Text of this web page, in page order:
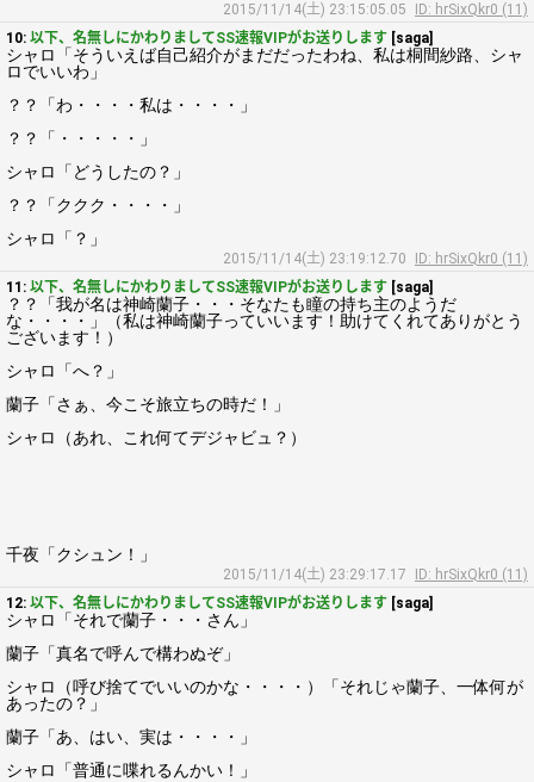
2015/11/14(土) 23:15:05.05
ID: hrSixQkr0 (11)
10: 以下、名無しにかわりましてSS速報VIPがお送りします [saga]
シャロ「そういえば自己紹介がまだだったわね、私は桐間紗路、シャ
ロでいいわ」
？？「わ・・・・私は・・・・」
？？「・・・・・」
シャロ「どうしたの？」
？？「ククク・・・・」
シャロ「？」
2015/11/14(土) 23:19:12.70
ID: hrSixQkr0 (11)
11: 以下、名無しにかわりましてSS速報VIPがお送りします [saga]
？？「我が名は神崎蘭子・・・そなたも瞳の持ち主のようだ
な・・・・」（私は神崎蘭子っていいます！助けてくれてありがとう
ございます！）
シャロ「へ？」
蘭子「さぁ、今こそ旅立ちの時だ！」
シャロ（あれ、これ何てデジャビュ？）
千夜「クシュン！」
2015/11/14(土) 23:29:17.17
ID: hrSixQkr0 (11)
12: 以下、名無しにかわりましてSS速報VIPがお送りします [saga]
シャロ「それで蘭子・・・さん」
蘭子「真名で呼んで構わぬぞ」
シャロ（呼び捨てでいいのかな・・・・）「それじゃ蘭子、一体何が
あったの？」
蘭子「あ、はい、実は・・・・」
シャロ「普通に喋れるんかい！」